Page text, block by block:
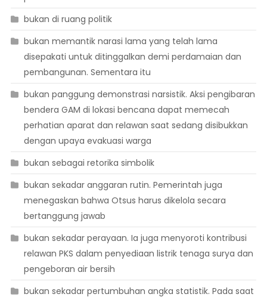
bukan di ruang politik
bukan memantik narasi lama yang telah lama
disepakati untuk ditinggalkan demi perdamaian dan
pembangunan. Sementara itu
bukan panggung demonstrasi narsistik. Aksi pengibaran
bendera GAM di lokasi bencana dapat memecah
perhatian aparat dan relawan saat sedang disibukkan
dengan upaya evakuasi warga
bukan sebagai retorika simbolik
bukan sekadar anggaran rutin. Pemerintah juga
menegaskan bahwa Otsus harus dikelola secara
bertanggung jawab
bukan sekadar perayaan. Ia juga menyoroti kontribusi
relawan PKS dalam penyediaan listrik tenaga surya dan
pengeboran air bersih
bukan sekadar pertumbuhan angka statistik. Pada saat